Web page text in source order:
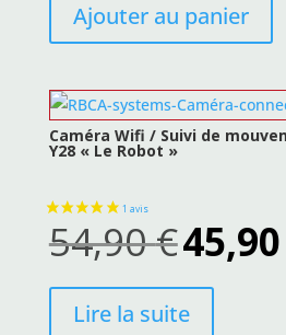
était :
Ajouter au panier
Caméra Wifi / Suivi de
Y28 « Le Robot »
54,90€ Le
initial
était :
45,90
Lire la suite